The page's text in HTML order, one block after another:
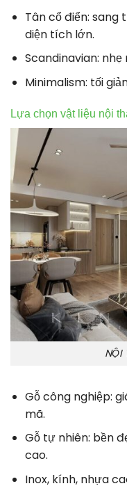
Tân cổ điển: sang
diện tích lớn.
Scandinavian:
Minimalism: tối
Lựa chọn vật liệu nội
NỘI
Gỗ công nghiệp:
mã.
Gỗ tự nhiên: bền
cao.
Inox, kính, nhựa